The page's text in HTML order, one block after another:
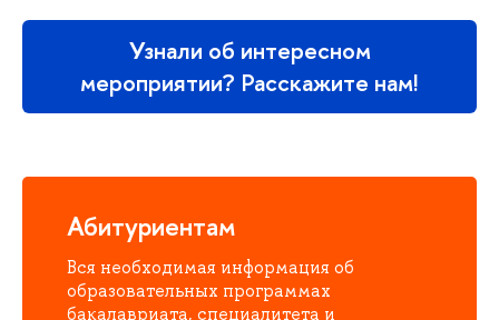
Узнали об интересном
мероприятии? Расскажите нам!
Абитуриентам
Вся необходимая информация об
образовательных программах
бакалавриата, специалитета и